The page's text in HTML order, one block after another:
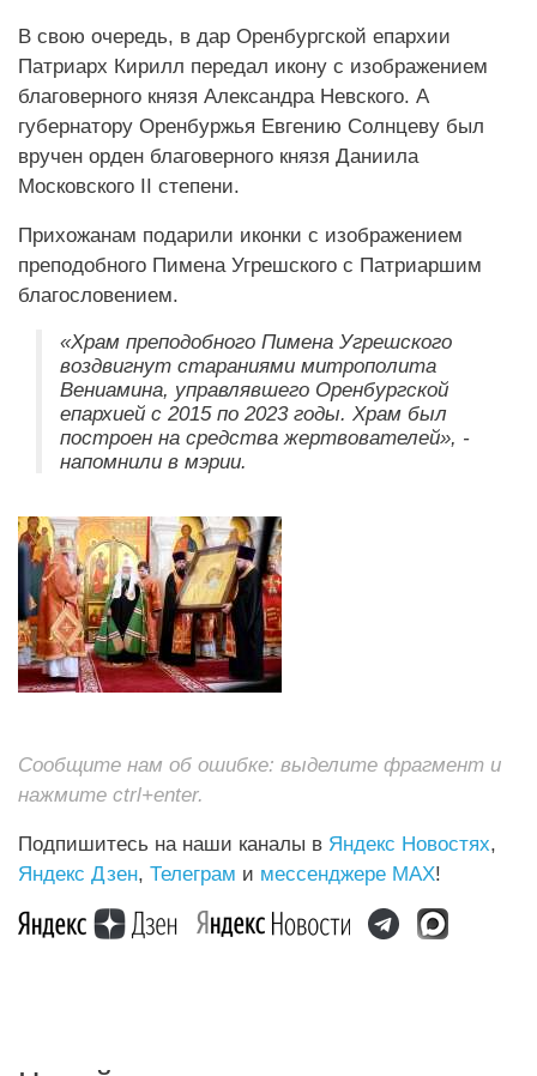
В свою очередь, в дар Оренбургской епархии
Патриарх Кирилл передал икону с изображением
благоверного князя Александра Невского. А
губернатору Оренбуржья Евгению Солнцеву был
вручен орден благоверного князя Даниила
Московского II степени.
Прихожанам подарили иконки с изображением
преподобного Пимена Угрешского с Патриаршим
благословением.
«Храм преподобного Пимена Угрешского
воздвигнут стараниями митрополита
Вениамина, управлявшего Оренбургской
епархией с 2015 по 2023 годы. Храм был
построен на средства жертвователей», -
напомнили в мэрии.
Сообщите нам об ошибке: выделите фрагмент и
нажмите ctrl+enter.
Подпишитесь на наши каналы в Яндекс Новостях,
Яндекс Дзен, Телеграм и мессенджере MAX!